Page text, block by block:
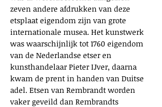
zeven andere afdrukken van deze
etsplaat eigendom zijn van grote
internationale musea. Het kunstwerk
was waarschijnlijk tot 1760 eigendom
van de Nederlandse etser en
kunsthandelaar Pieter IJver, daarna
kwam de prent in handen van Duitse
adel. Etsen van Rembrandt worden
vaker geveild dan Rembrandts